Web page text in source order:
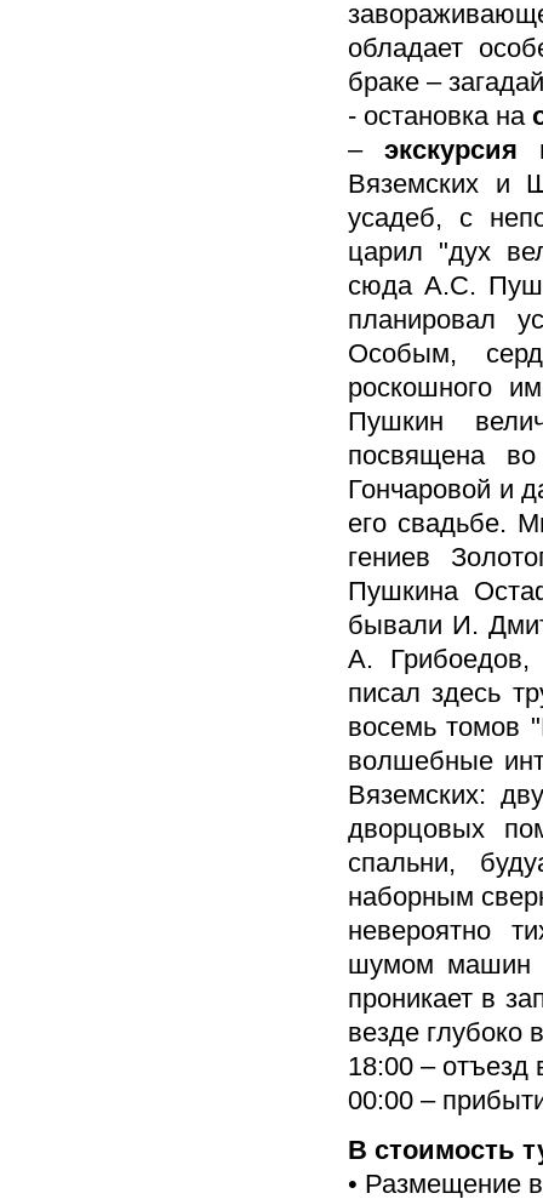
обладает
браке –
- остановка на
–
Вяземских и
усадеб, с
царил "дух
сюда А.С.
планировал
Особым,
роскошного
Пушкин
посвящена
Гончаровой и
его свадьбе.
гениев
Пушкина
бывали И.
А.
писал здесь
восемь томов
волшебные
Вяземских:
дворцовых
спальни,
наборным
невероятно
шумом машин
проникает в
везде глубоко
18:00 – отъезд
00:00 –
В стоимость
• Размещение